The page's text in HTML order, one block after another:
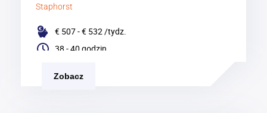
Staphorst
€ 507 - € 532/tydz.
38 - 40 godzin
Zobacz